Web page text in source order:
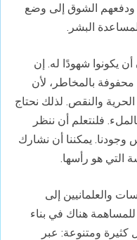
ودفعهم الشوق إلى وضع
البشر.
يكونوا شهودًا له. إن
محفوفة بالمخاطر، لأن
الحرية والنقص. لذلك نحتاج
فلنتعلم أن ننظر
وجودنا. يمكننا أن نشارك
التي هو رأسها.
والعلمانيين إلى
هناك في بناء
ومتنوعة: عبر